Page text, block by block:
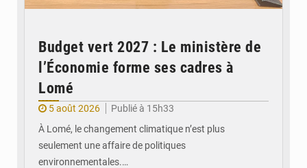
Budget vert 2027 : Le ministère de
l’Économie forme ses cadres à
Lomé
5 août 2026
Publié à 15h33
À Lomé, le changement climatique n’est plus
seulement une affaire de politiques
environnementales.…